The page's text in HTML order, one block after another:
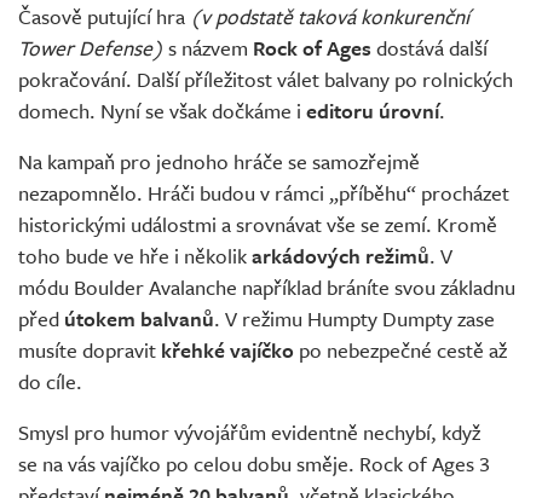
Časově putující hra (v podstatě taková konkurenční
Tower Defense) s názvem Rock of Ages dostává další
pokračování. Další příležitost válet balvany po rolnických
domech. Nyní se však dočkáme i editoru úrovní.
Na kampaň pro jednoho hráče se samozřejmě
nezapomnělo. Hráči budou v rámci „příběhu“ procházet
historickými událostmi a srovnávat vše se zemí. Kromě
toho bude ve hře i několikarkádových režimů. V
módu Boulder Avalanche například bráníte svou základnu
před útokem balvanů. V režimu Humpty Dumpty zase
musíte dopravit křehké vajíčko po nebezpečné cestě až
do cíle.
Smysl pro humor vývojářům evidentně nechybí, když
se na vás vajíčko po celou dobu směje. Rock of Ages 3